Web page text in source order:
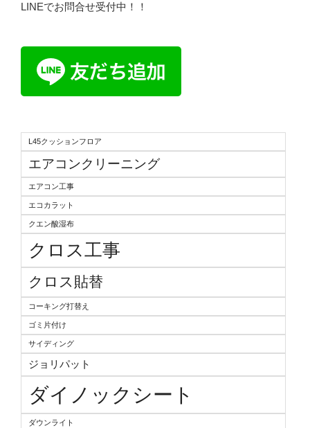
LINEでお問合せ受付中！！
L45クッションフロア
エアコンクリーニング
エアコン工事
エコカラット
クエン酸湿布
クロス工事
クロス貼替
コーキング打替え
ゴミ片付け
サイディング
ジョリパット
ダイノックシート
ダウンライト